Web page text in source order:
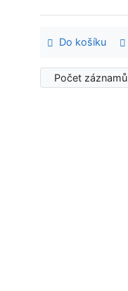
Do košíku
Počet